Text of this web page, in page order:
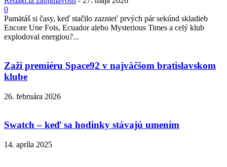
0
Pamätáš si časy, keď stačilo zaznieť prvých pár sekúnd skladieb
Encore Une Fois, Ecuador alebo Mysterious Times a celý klub
explodoval energiou?...
Zaži premiéru Space92 v najväčšom bratislavskom
klube
26. februára 2026
Swatch – keď sa hodinky stávajú umením
14. apríla 2025